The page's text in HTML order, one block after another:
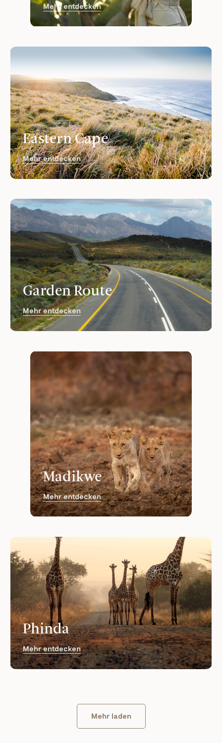
Mehr entdecken
Eastern Cape
Mehr entdecken
Garden Route
Mehr entdecken
Madikwe
Mehr entdecken
Phinda
Mehr entdecken
Mehr laden